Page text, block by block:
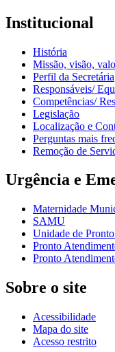
Institucional
História
Missão, visão,
Perfil da Secretária
Responsáveis/
Competências/
Legislação
Localização e
Perguntas mais
Remoção de
Urgência e
Maternidade
SAMU
Unidade de
Pronto
Pronto
Sobre o site
Acessibilidade
Mapa do site
Acesso restrito